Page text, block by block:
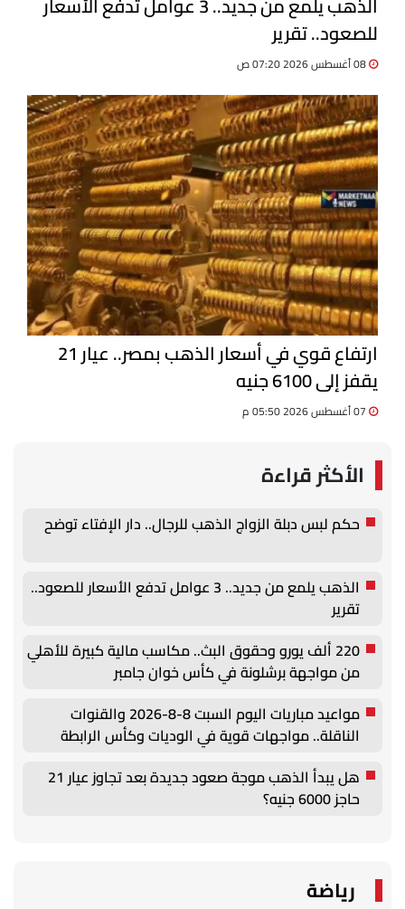
للصعود.. تقرير
ارتفاع قوي في أسعار الذهب بمصر.. عيار 21
يقفز إلى 6100 جنيه
الأكثر قراءة
حكم لبس دبلة الزواج الذهب للرجال.. دار الإفتاء توضح
الذهب يلمع من جديد.. 3 عوامل تدفع الأسعار للصعود..
تقرير
220 ألف يورو وحقوق البث.. مكاسب مالية كبيرة للأهلي
من مواجهة برشلونة في كأس خوان جامبر
مواعيد مباريات اليوم السبت 8-8-2026 والقنوات
الناقلة.. مواجهات قوية في الوديات وكأس الرابطة
هل يبدأ الذهب موجة صعود جديدة بعد تجاوز عيار 21
حاجز 6000 جنيه؟
رياضة